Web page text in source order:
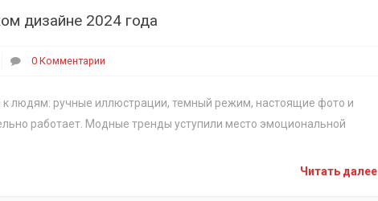
дизайне 2024 года
0 Комментарии
к людям: ручные иллюстрации, темный режим, настоящие фото и
работает. Модные тренды уступили место эмоциональной
Читать далее